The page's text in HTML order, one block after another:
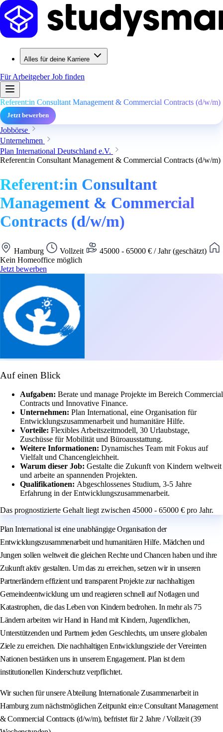
Alles für deine Karriere
Für ArbeitgeberJob finden
Referent:in Consultant Management & Commercial Contracts (d/w/m)
Jetzt bewerben
Jobbörse
Unternehmen
Plan International Deutschland e.V.
Referent:in Consultant Management & Commercial Contracts (d/w/m)
Referent:in Consultant
Management & Commercial
Contracts (d/w/m)
Hamburg Vollzeit
45000 - 65000 € / Jahr (geschätzt)
Kein Homeoffice möglich
Jetzt bewerben
Auf einen Blick
Aufgaben: Berate und manage Projekte im Bereich Commercial
Contracts und Innovative Finance.
Unternehmen: Plan International, eine Organisation für
Entwicklungszusammenarbeit und humanitäre Hilfe.
Vorteile: Flexibles Arbeitszeitmodell, 30 Urlaubstage,
Zuschüsse für Mobilität und Büroausstattung.
Weitere Informationen: Dynamisches Team mit Fokus auf
Vielfalt und Chancengleichheit.
Warum dieser Job: Gestalte die Zukunft von Kindern weltweit
und arbeite an spannenden Projekten.
Qualifikationen: Abgeschlossenes Studium, 3-5 Jahre
Erfahrung in der Entwicklungszusammenarbeit.
Das prognostizierte Gehalt liegt zwischen 45000 - 65000 € pro Jahr.
Plan International ist eine unabhängige Organisation der
Entwicklungszusammenarbeit und humanitären Hilfe. Mädchen und
Jungen sollen weltweit die gleichen Rechte und Chancen haben und ihre
Zukunft aktiv gestalten. Um das zu erreichen, setzen wir in unseren
Partnerländern effizient und transparent Projekte zur nachhaltigen
Gemeindeentwicklung um und reagieren schnell auf Notlagen und
Katastrophen, die das Leben von Kindern bedrohen. In mehr als 75
Ländern arbeiten wir Hand in Hand mit Kindern, Jugendlichen,
Unterstützenden und Partnern jeden Geschlechts, um unsere globalen
Ziele zu erreichen. Die nachhaltigen Entwicklungsziele der Vereinten
Nationen bestärken uns in unserem Engagement. Plan ist dem
institutionellen Kinderschutz verpflichtet.
Wir suchen für unsere Abteilung Internationale Zusammenarbeit in
Hamburg zum nächstmöglichen Zeitpunkt ein:e Consultant Management
& Commercial Contracts (d/w/m), befristet für 2 Jahre / Vollzeit (39